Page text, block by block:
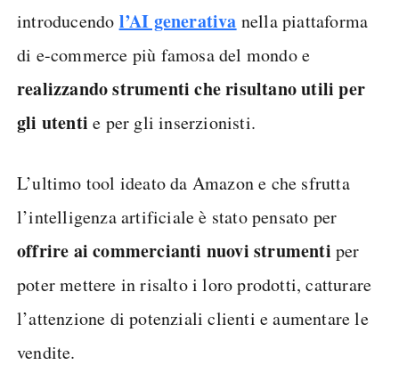
introducendo l’AI generativa nella piattaforma
di e-commerce più famosa del mondo e
realizzando strumenti che risultano utili per
gli utenti e per gli inserzionisti.
L’ultimo tool ideato da Amazon e che sfrutta
l’intelligenza artificiale è stato pensato per
offrire ai commercianti nuovi strumenti per
poter mettere in risalto i loro prodotti, catturare
l’attenzione di potenziali clienti e aumentare le
vendite.